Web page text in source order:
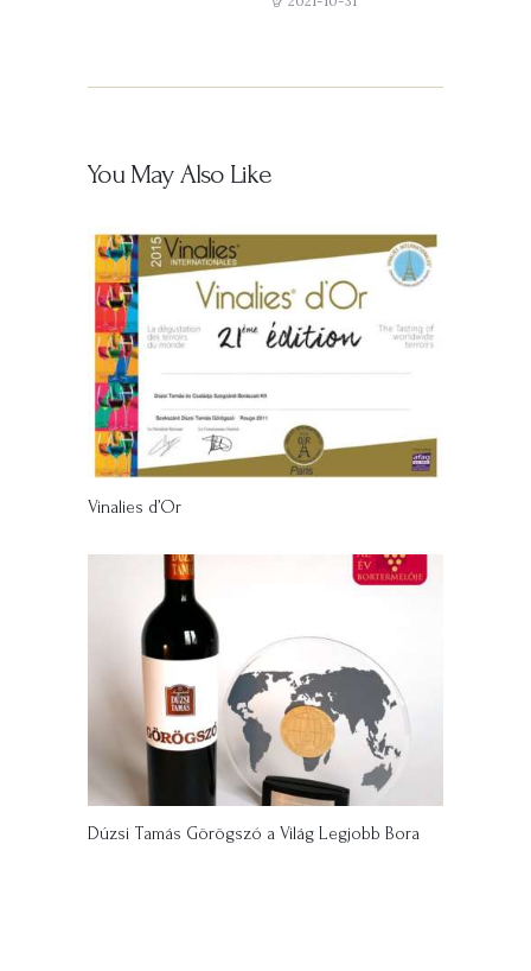
You May Also Like
Vinalies d’Or
Dúzsi Tamás Görögszó a Világ Legjobb Bora